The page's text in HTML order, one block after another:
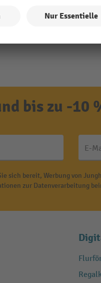
bis zu -10
E-
sich bereit, Werbung von
zur Datenverarbeitung